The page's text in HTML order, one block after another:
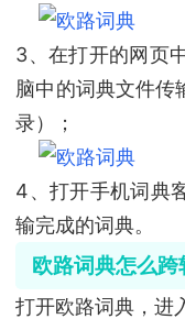
3、在打开的网页
脑中的词典文件传
录）；
4、打开手机词典
输完成的词典。
欧路词典怎么跨
打开欧路词典，进